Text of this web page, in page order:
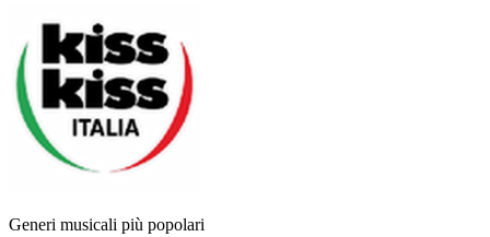
Generi musicali più popolari